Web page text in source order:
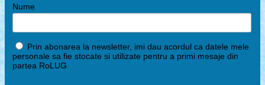
Nume
Prin abonarea la newsletter, imi dau acordul ca datele mele
personale sa fie stocate si utilizate pentru a primi mesaje din
partea RoLUG